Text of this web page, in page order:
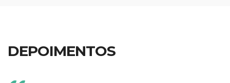
DEPOIMENTOS